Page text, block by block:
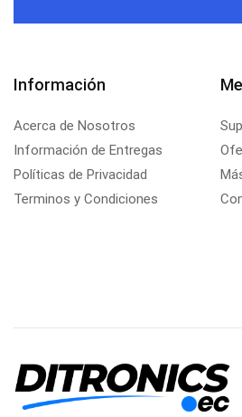
Información
Acerca de Nosotros
Información de Entregas
Políticas de Privacidad
Terminos y Condiciones